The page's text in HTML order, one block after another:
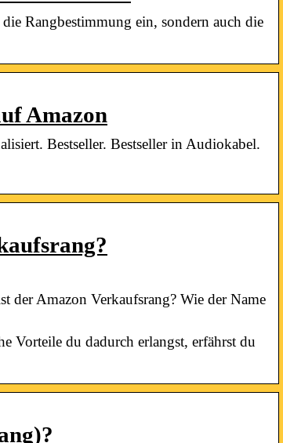
Rangbestimmung ein, sondern auch die
Amazon
Bestseller. Bestseller in Audiokabel.
der Amazon Verkaufsrang? Wie der Name
Vorteile du dadurch erlangst, erfährst du